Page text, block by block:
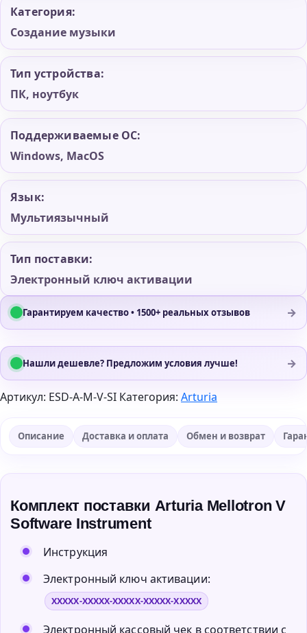
Категория:
Создание музыки
Тип устройства:
ПК, ноутбук
Поддерживаемые ОС:
Windows, MacOS
Язык:
Мультиязычный
Тип поставки:
Электронный ключ активации
Гарантируем качество • 1500+ реальных отзывов →
Нашли дешевле? Предложим условия лучше! →
Артикул: ESD-A-M-V-SI Категория: Arturia
Описание Доставка и оплата Обмен и возврат
Комплект поставки Arturia Mellotron V
Software Instrument
Инструкция
Электронный ключ активации:
XXXXX-XXXXX-XXXXX-XXXXX-XXXXX
Электронный кассовый чек в соответствии с